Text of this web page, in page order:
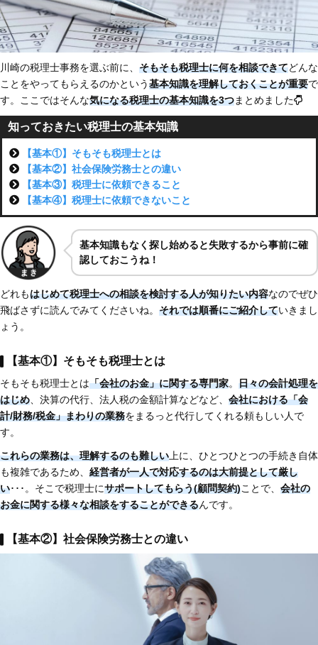
川崎の税理士事務を選ぶ前に、 そもそも税理士に何を相談できてどんな
ことをやってもらえるのかという基本知識を理解しておくことが重要で
す。ここではそんな気になる税理士の基本知識を3つまとめました
知っておきたい税理士の基本知識
【基本①】そもそも税理士とは
【基本②】社会保険労務士との違い
【基本③】税理士に依頼できること
【基本④】税理士に依頼できないこと
基本知識もなく探し始めると失敗するから事前に確
認しておこうね！
どれもはじめて税理士への相談を検討する人が知りたい内容なのでぜひ
飛ばさずに読んでみてくださいね。 それでは順番にご紹介していきまし
ょう。
【基本①】そもそも税理士とは
そもそも税理士とは「会社のお金」に関する専門家。 日々の会計処理を
はじめ、決算の代行、法人税の金額計算などなど、 会社における「会
計/財務/税金」まわりの業務をまるっと代行してくれる頼もしい人で
す。
これらの業務は、理解するのも難しい上に、ひとつひとつの手続き自体
も複雑であるため、 経営者が一人で対応するのは大前提として厳し
い･･･。そこで税理士にサポートしてもらう(顧問契約)ことで、 会社の
お金に関する様々な相談をすることができるんです。
【基本②】社会保険労務士との違い